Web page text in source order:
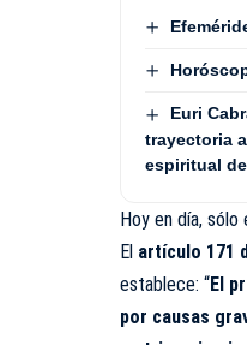
Euri
trayectoria
espiritual
Hoy en día,
El artículo 171
establece: “El
por causas